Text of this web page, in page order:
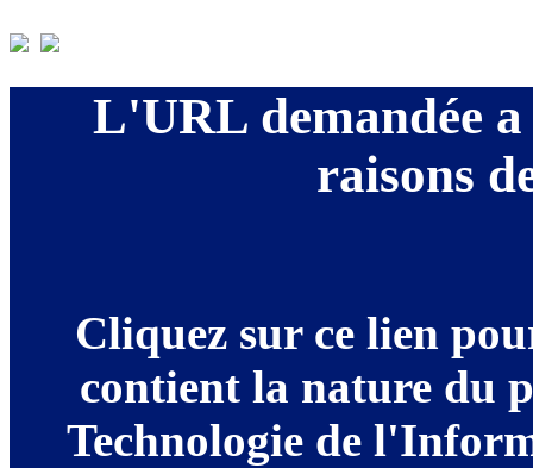
L'URL demandée a
raisons
Cliquez sur ce lien
contient la nature du
Technologie de